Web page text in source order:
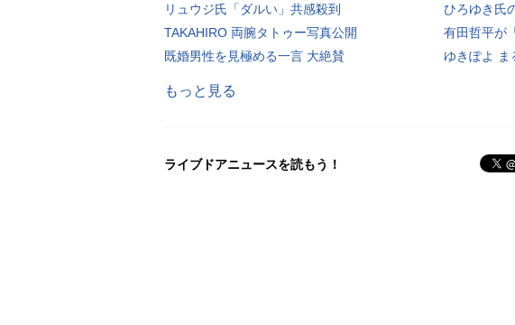
リュウジ氏「ダルい」共感殺到
TAKAHIRO 両腕タトゥー写真公開
既婚男性を見極める一言 大絶賛
ひろゆき氏
有田哲平が
ゆきぽよ ま
もっと見る
ライブドアニュースを読もう！